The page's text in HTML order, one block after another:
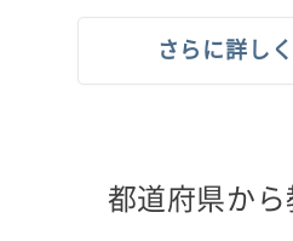
さらに詳し
都道府県か